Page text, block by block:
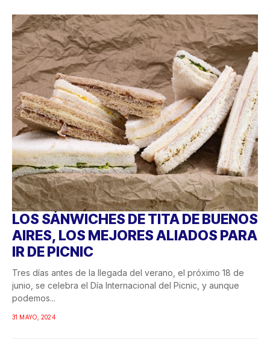
LOS SÁNWICHES DE TITA DE BUENOS
AIRES, LOS MEJORES ALIADOS PARA
IR DE PICNIC
Tres días antes de la llegada del verano, el próximo 18 de
junio, se celebra el Día Internacional del Picnic, y aunque
podemos...
31 MAYO, 2024